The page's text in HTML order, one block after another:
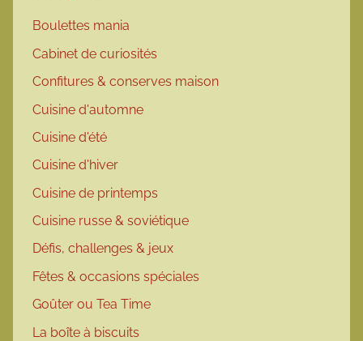
Boulettes mania
Cabinet de curiosités
Confitures & conserves maison
Cuisine d'automne
Cuisine d'été
Cuisine d'hiver
Cuisine de printemps
Cuisine russe & soviétique
Défis, challenges & jeux
Fêtes & occasions spéciales
Goûter ou Tea Time
La boîte à biscuits